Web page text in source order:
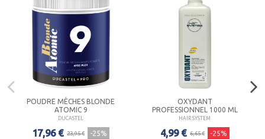
POUDRE MÈCHES BLONDE
ATOMIC 9
DUCASTEL
17,96 € 23,95 € -25%
OXYDANT
PROFESSIONNEL 1000 ML
HAIR SYSTEM
4,99 € 6,65 € -25%